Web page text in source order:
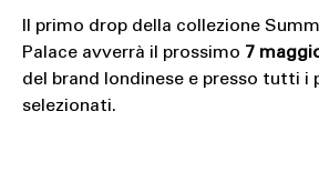
Il primo drop della collezione
Palace avverrà il prossimo 7
del brand londinese e presso tutti i
selezionati.